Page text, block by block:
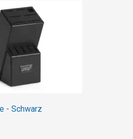
- Schwarz